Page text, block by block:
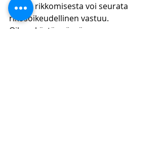
niiden rikkomisesta voi seurata
rikosoikeudellinen vastuu.
Oikeuskäytännössä